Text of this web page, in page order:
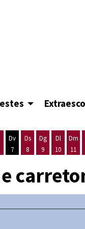
Dv
7
Ds
8
Dg
9
Dl
10
Dm
11